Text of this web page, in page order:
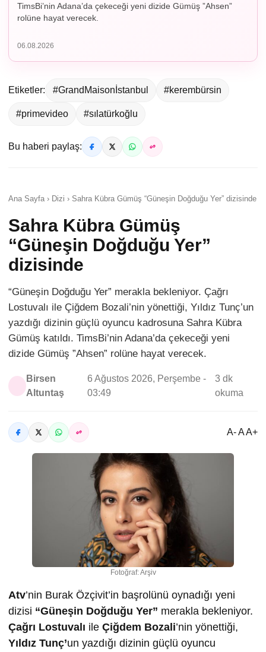
TimsBi’nin Adana’da çekeceği yeni dizide Gümüş ”Ahsen”
rolüne hayat verecek.
06.08.2026
Etiketler: #GrandMaisonİstanbul #kerembürsin
#primevideo #sılatürkoğlu
Bu haberi paylaş:
Ana Sayfa › Dizi › Sahra Kübra Gümüş “Güneşin Doğduğu Yer” dizisinde
Sahra Kübra Gümüş
“Güneşin Doğduğu Yer”
dizisinde
“Güneşin Doğduğu Yer” merakla bekleniyor. Çağrı
Lostuvalı ile Çiğdem Bozali’nin yönettiği, Yıldız Tunç’un
yazdığı dizinin güçlü oyuncu kadrosuna Sahra Kübra
Gümüş katıldı. TimsBi’nin Adana’da çekeceği yeni
dizide Gümüş ”Ahsen” rolüne hayat verecek.
Birsen
Altuntaş
6 Ağustos 2026, Perşembe -
03:49
3 dk
okuma
A- A A+
Fotoğraf: Arşiv
Atv’nin Burak Özçivit’in başrolünü oynadığı yeni
dizisi “Güneşin Doğduğu Yer” merakla bekleniyor.
Çağrı Lostuvalı ile Çiğdem Bozali’nin yönettiği,
Yıldız Tunç’un yazdığı dizinin güçlü oyuncu